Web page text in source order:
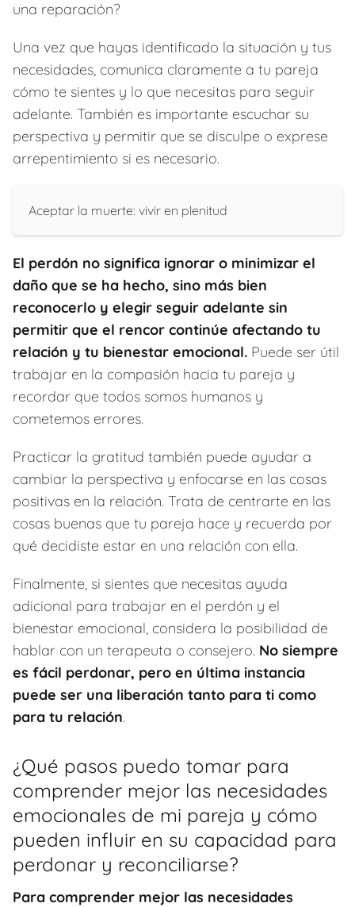
una reparación?
Una vez que hayas identificado la situación y tus
necesidades, comunica claramente a tu pareja
cómo te sientes y lo que necesitas para seguir
adelante. También es importante escuchar su
perspectiva y permitir que se disculpe o exprese
arrepentimiento si es necesario.
Aceptar la muerte: vivir en plenitud
El perdón no significa ignorar o minimizar el
daño que se ha hecho, sino más bien
reconocerlo y elegir seguir adelante sin
permitir que el rencor continúe afectando tu
relación y tu bienestar emocional. Puede ser útil
trabajar en la compasión hacia tu pareja y
recordar que todos somos humanos y
cometemos errores.
Practicar la gratitud también puede ayudar a
cambiar la perspectiva y enfocarse en las cosas
positivas en la relación. Trata de centrarte en las
cosas buenas que tu pareja hace y recuerda por
qué decidiste estar en una relación con ella.
Finalmente, si sientes que necesitas ayuda
adicional para trabajar en el perdón y el
bienestar emocional, considera la posibilidad de
hablar con un terapeuta o consejero. No siempre
es fácil perdonar, pero en última instancia
puede ser una liberación tanto para ti como
para tu relación.
¿Qué pasos puedo tomar para
comprender mejor las necesidades
emocionales de mi pareja y cómo
pueden influir en su capacidad para
perdonar y reconciliarse?
Para comprender mejor las necesidades